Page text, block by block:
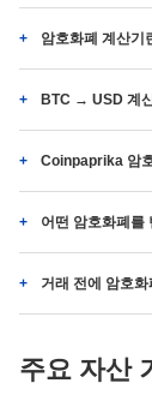
암호화폐 계산기
BTC → USD 계
Coinpaprika 암
어떤 암호화폐를
거래 전에 암호
주요 자산